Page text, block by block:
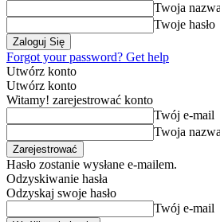
Twoja
Twoje hasło
Forgot your password? Get help
Utwórz konto
Utwórz konto
Witamy! zarejestrować konto
Twój e-mail
Twoja
Hasło zostanie wysłane e-mailem.
Odzyskiwanie hasła
Odzyskaj swoje hasło
Twój e-mail